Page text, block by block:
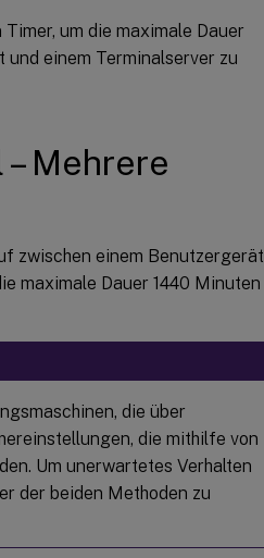
um die maximale Dauer
einem Terminalserver zu
Mehrere
zwischen einem Benutzergerät
maximale Dauer 1440 Minuten
die über
die mithilfe von
Um unerwartetes Verhalten
der beiden Methoden zu